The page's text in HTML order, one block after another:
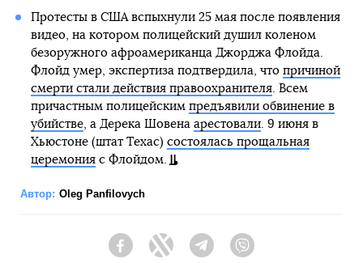
Протесты в США вспыхнули 25 мая после появления
видео, на котором полицейский душил коленом
безоружного афроамериканца Джорджа Флойда.
Флойд умер, экспертиза подтвердила, что причиной
смерти стали действия правоохранителя. Всем
причастным полицейским предъявили обвинение в
убийстве, а Дерека Шовена арестовали. 9 июня в
Хьюстоне (штат Техас) состоялась прощальная
церемонияс Флойдом.
Автор: Oleg Panfilovych
FacebookTwitter Telegram